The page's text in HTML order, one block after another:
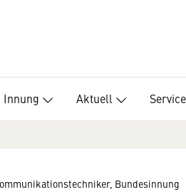
Innung Aktuell Service
Bundesinnung